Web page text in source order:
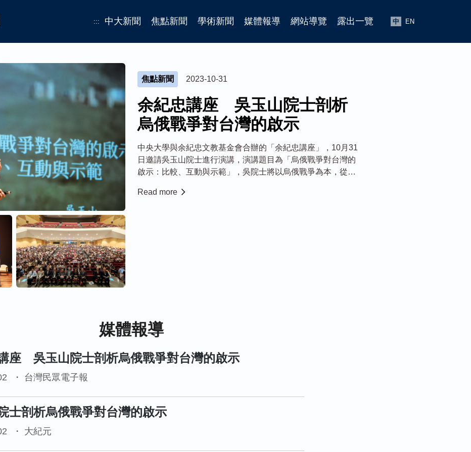
::: 中大新聞 焦點新聞 學術新聞 媒體報導 網站導覽 露出一覽 中 EN
焦點新聞 2023-10-31
余紀忠講座 吳玉山院士剖析
烏俄戰爭對台灣的啟示
中央大學與余紀忠文教基金會合辦的「余紀忠講座」，10月31
日邀請吳玉山院士進行演講，演講題目為「烏俄戰爭對台灣的
啟示：比較、互動與示範」，吳院士將以烏俄戰爭為本，從三
的示範作用，藉此避免臺灣陷入戰爭的泥淖，善盡台灣為世界
Read more
媒體報導
座 吳玉山院士剖析烏俄戰爭對台灣的啟示
台灣民眾電子報
士剖析烏俄戰爭對台灣的啟示
大紀元